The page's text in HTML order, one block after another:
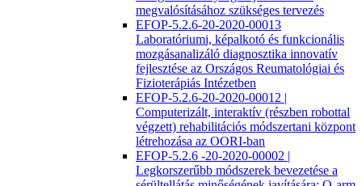
megvalósításához szükséges tervezés
EFOP-5.2.6-20-2020-00013
Laboratóriumi, képalkotó és funkcionális
mozgásanalizáló diagnosztika innovatív
fejlesztése az Országos Reumatológiai és
Fizioterápiás Intézetben
EFOP-5.2.6-20-2020-00012 |
Computerizált, interaktív (részben robottal
végzett) rehabilitációs módszertani központ
létrehozása az OORI-ban
EFOP-5.2.6 -20-2020-00002 |
Legkorszerűbb módszerek bevezetése a